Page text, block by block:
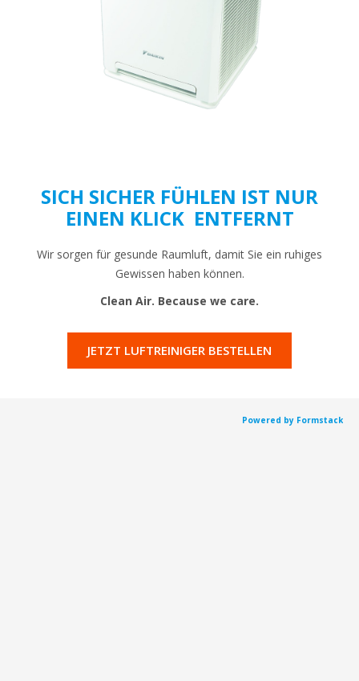
SICH SICHER FÜHLEN IST NUR
EINEN KLICK ENTFERNT
Wir sorgen für gesunde Raumluft, damit Sie ein ruhiges
Gewissen haben können.
Clean Air. Because we care.
JETZT LUFTREINIGER BESTELLEN
Powered by Formstack